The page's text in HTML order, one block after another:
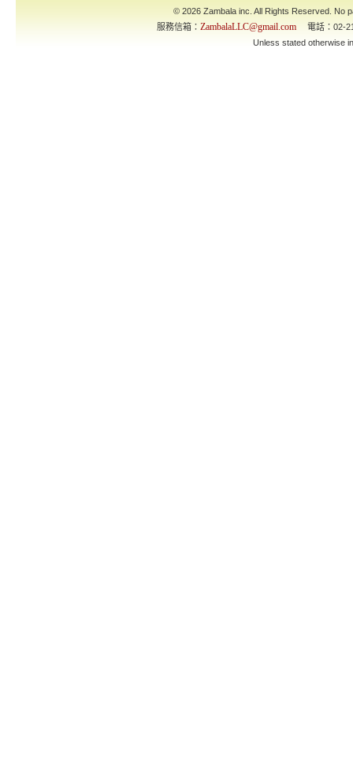
© 2026 Zambala inc. All Rights Reserved. No
服務信箱： ZambalaLLC@gmail.com 電話：02-
Unless stated